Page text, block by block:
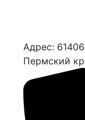
Адрес:
Пермский